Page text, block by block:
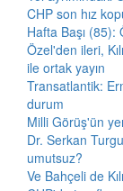
CHP son hız
Hafta Başı (85):
Özel'den ileri,
ile ortak yayın
Transatlantik:
durum
Milli Görüş'ün
Dr. Serkan
umutsuz?
Ve Bahçeli de